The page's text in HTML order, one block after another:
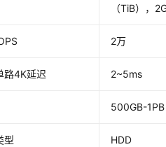
（TiB），
2万
路4K延迟 2~5ms
500GB-1PB
型 HDD